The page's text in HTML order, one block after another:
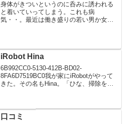
身体がきついというのに呑みに誘われる
と着いていってしまう。これも病
気・・。最近は働き盛りの若い男か女性
の内容はいつも通りつまらん...
iRobot Hina
6B992CC0-5130-412B-BD02-
8FA6D7519BC0我が家にiRobotがやって
きた。その名もHina。「ひな、掃除をし
クレジットカードのポイント...
口コミ